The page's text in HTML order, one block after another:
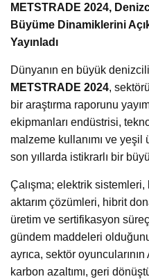
METSTRADE 2024,
Büyüme Dinamiklerini
Yayınladı
Dünyanın en büyük
METSTRADE 2024,
bir araştırma raporunu
ekipmanları endüstrisi,
malzeme kullanımı ve
son yıllarda istikrarlı bir
Çalışma; elektrik sistemleri,
aktarım çözümleri, hibrit
üretim ve sertifikasyon
gündem maddeleri
ayrıca, sektör
karbon azaltımı, geri